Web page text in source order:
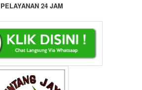
PELAYANAN 24 JAM